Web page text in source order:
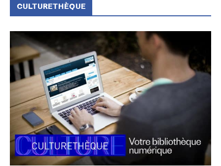
CULTURETHÈQUE